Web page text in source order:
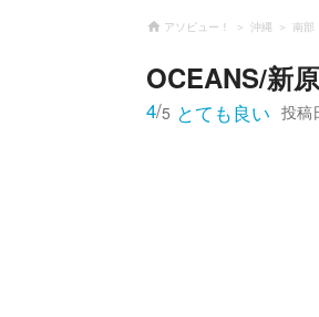
アソビュー！ 沖縄 南部
OCEANS/新
4/5 とても良い 投稿